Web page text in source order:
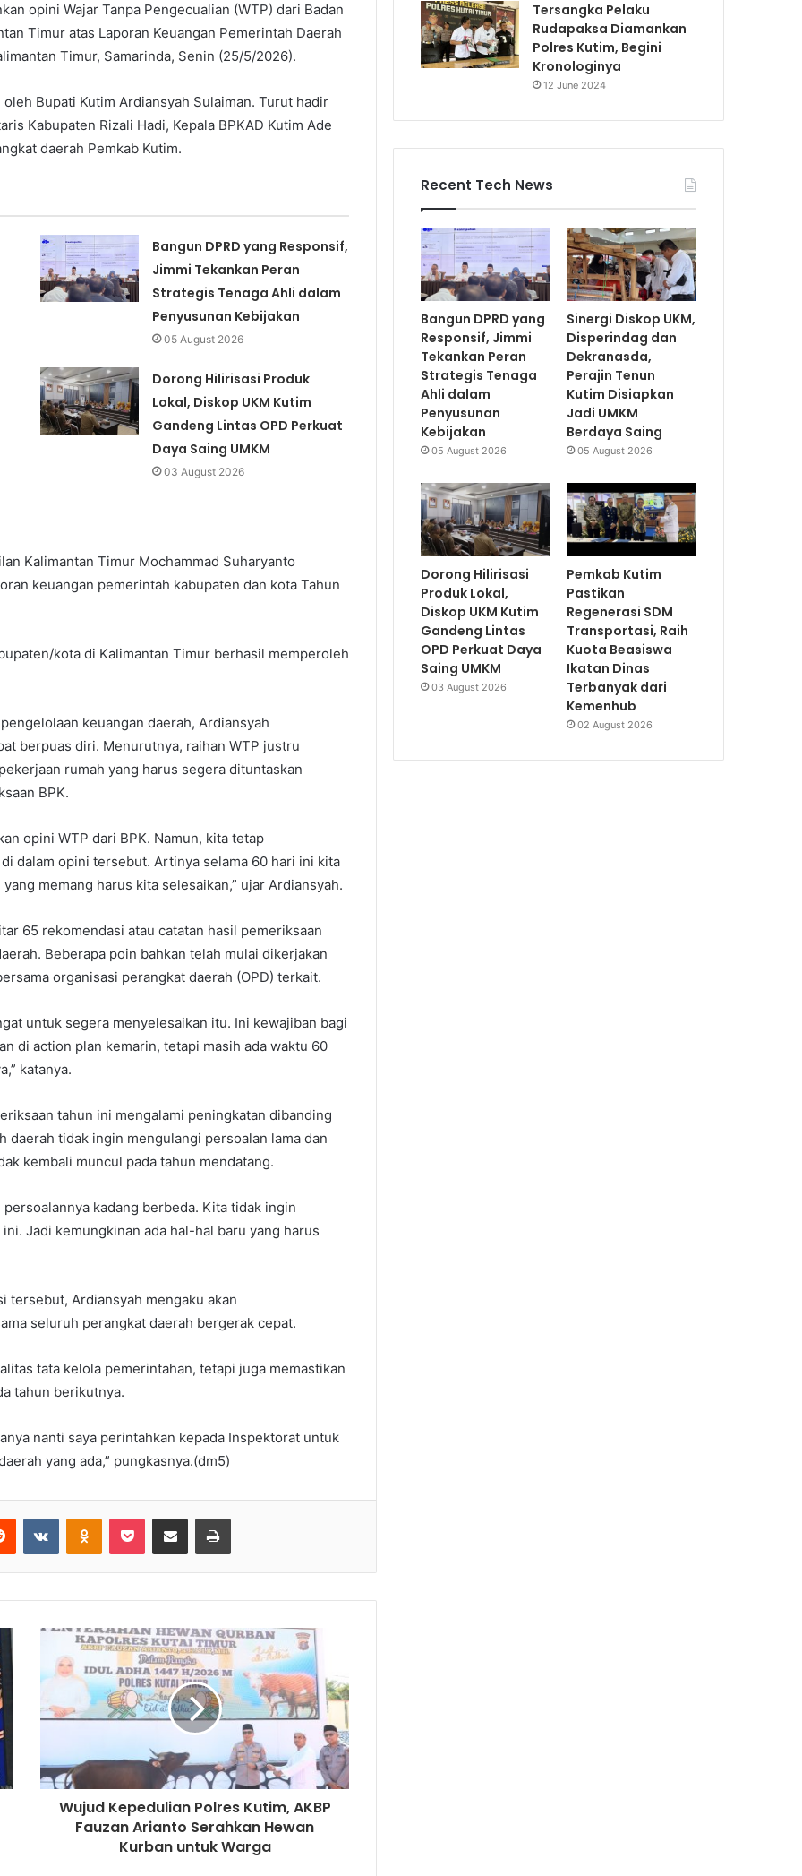
opini Wajar Tanpa Pengecualian (WTP) dari Badan
Timur atas Laporan Keuangan Pemerintah Daerah
Timur, Samarinda, Senin (25/5/2026).
Bupati Kutim Ardiansyah Sulaiman. Turut hadir
Kabupaten Rizali Hadi, Kepala BPKAD Kutim Ade
daerah Pemkab Kutim.
Bangun DPRD yang Responsif,
Jimmi Tekankan Peran
Strategis Tenaga Ahli dalam
Penyusunan Kebijakan
05 August 2026
Dorong Hilirisasi Produk
Lokal, Diskop UKM Kutim
Gandeng Lintas OPD Perkuat
Daya Saing UMKM
03 August 2026
Kalimantan Timur Mochammad Suharyanto
keuangan pemerintah kabupaten dan kota Tahun
kota di Kalimantan Timur berhasil memperoleh
keuangan daerah, Ardiansyah
berpuas diri. Menurutnya, raihan WTP justru
rumah yang harus segera dituntaskan
BPK.
opini WTP dari BPK. Namun, kita tetap
dalam opini tersebut. Artinya selama 60 hari ini kita
memang harus kita selesaikan,” ujar Ardiansyah.
65 rekomendasi atau catatan hasil pemeriksaan
Beberapa poin bahkan telah mulai dikerjakan
organisasi perangkat daerah (OPD) terkait.
untuk segera menyelesaikan itu. Ini kewajiban bagi
di action plan kemarin, tetapi masih ada waktu 60
katanya.
tahun ini mengalami peningkatan dibanding
daerah tidak ingin mengulangi persoalan lama dan
kembali muncul pada tahun mendatang.
kadang berbeda. Kita tidak ingin
Jadi kemungkinan ada hal-hal baru yang harus
tersebut, Ardiansyah mengaku akan
seluruh perangkat daerah bergerak cepat.
tata kelola pemerintahan, tetapi juga memastikan
tahun berikutnya.
nanti saya perintahkan kepada Inspektorat untuk
yang ada,” pungkasnya.(dm5)
Wujud Kepedulian Polres Kutim, AKBP
Fauzan Arianto Serahkan Hewan
Kurban untuk Warga
Tersangka Pelaku
Rudapaksa Diamankan
Polres Kutim, Begini
Kronologinya
12 June 2024
Recent Tech News
Bangun DPRD yang
Responsif, Jimmi
Tekankan Peran
Strategis Tenaga
Ahli dalam
Penyusunan
Kebijakan
05 August 2026
Sinergi Diskop UKM,
Disperindag dan
Dekranasda,
Perajin Tenun
Kutim Disiapkan
Jadi UMKM
Berdaya Saing
05 August 2026
Dorong Hilirisasi
Produk Lokal,
Diskop UKM Kutim
Gandeng Lintas
OPD Perkuat Daya
Saing UMKM
03 August 2026
Pemkab Kutim
Pastikan
Regenerasi SDM
Transportasi, Raih
Kuota Beasiswa
Ikatan Dinas
Terbanyak dari
Kemenhub
02 August 2026